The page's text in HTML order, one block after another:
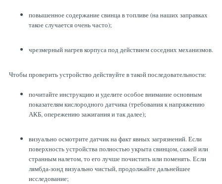
повышенное содержание свинца в топливе (на наших заправках
такое случается очень часто);
чрезмерный нагрев корпуса под действием соседних механизмов.
Чтобы проверить устройство действуйте в такой последовательности:
почитайте инструкцию и уделите особое внимание основным
показателям кислородного датчика (требования к напряжению
АКБ, опережению зажигания и так далее);
визуально осмотрите датчик на факт явных загрязнений. Если
поверхность устройства полностью укрыта свинцом, сажей или
странным налетом, то его лучше почистить или поменять. Если
лямбда-зонд визуально чистый, продолжайте дальнейшее
исследование;